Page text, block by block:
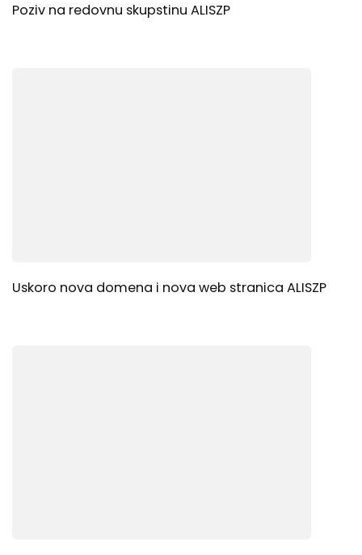
Poziv na redovnu skupstinu ALISZP
Uskoro nova domena i nova web stranica ALISZP